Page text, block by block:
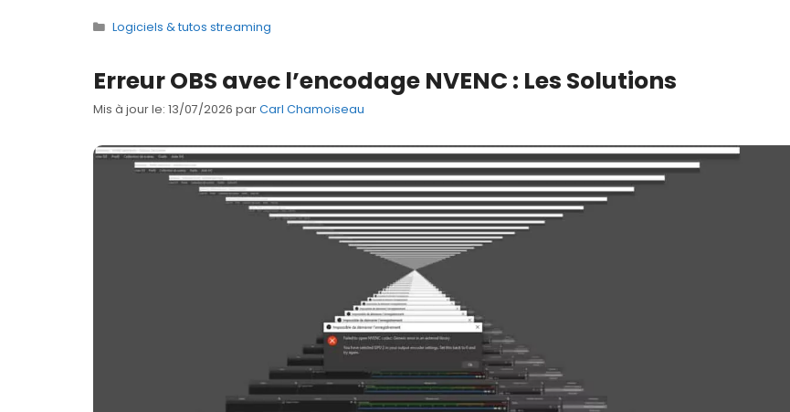
Catégories
Logiciels & tutos streaming
Erreur OBS avec l’encodage NVENC : Les Solutions
Mis à jour le: 13/07/2026 parCarl Chamoiseau